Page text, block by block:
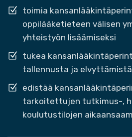
toimia
oppilääketieteen välisen
yhteistyön lisäämiseksi
tukea
tallennusta ja elvyttämistä
edistää
tarkoitettujen tutkimus-,
koulutustilojen